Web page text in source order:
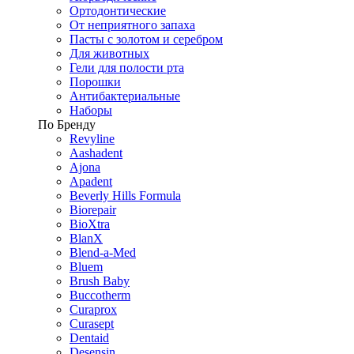
Ортодонтические
От неприятного запаха
Пасты с золотом и серебром
Для животных
Гели для полости рта
Порошки
Антибактериальные
Наборы
По Бренду
Revyline
Aashadent
Ajona
Apadent
Beverly Hills Formula
Biorepair
BioXtra
BlanX
Blend-a-Med
Bluem
Brush Baby
Buccotherm
Curaprox
Curasept
Dentaid